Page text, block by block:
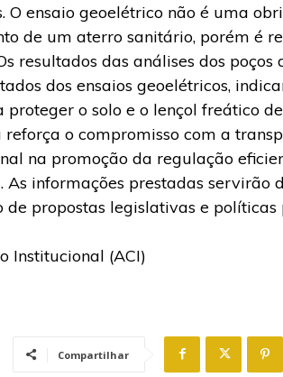
O ensaio geoelétrico não é uma
de um aterro sanitário, porém é
resultados das análises dos poços
dos ensaios geoelétricos,
o solo e o lençol freático
o compromisso com a
na promoção da regulação
As informações prestadas servirão
de propostas legislativas e
Institucional (ACI)
Compartilhar